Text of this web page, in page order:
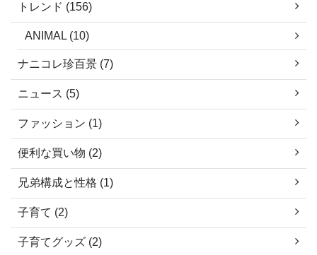
トレンド (156)
ANIMAL (10)
ナニコレ珍百景 (7)
ニュース (5)
ファッション (1)
便利な買い物 (2)
兄弟構成と性格 (1)
子育て (2)
子育てグッズ (2)